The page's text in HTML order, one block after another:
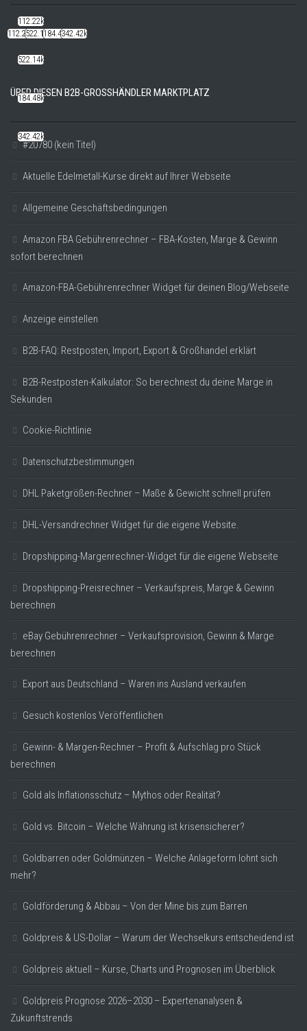
112.22k522.14k184.48k342.42k
ÜBER DIESEN B2B-GROSSHÄNDLER MARKTPLATZ
#20780 (kein Titel)
Aktuelle Edelmetall-Kurse direkt auf Ihrer Webseite
Allgemeine Geschäftsbedingungen
Amazon FBA Gebührenrechner – FBA-Kosten, Marge & Gewinn
sofort berechnen
Amazon-FBA-Gebührenrechner Widget für deinen Blog/Webseite
Anzeige einstellen
B2B-FAQ: Restposten, Import, Export & Großhandel erklärt
B2B-Restposten-Kalkulator: So berechnest du deine Marge in
Sekunden
Cookie-Richtlinie
Datenschutzbestimmungen
DHL Paketgrößen-Rechner – Maße & Gewicht schnell prüfen
DHL-Versandrechner Widget für die eigene Website.
Dropshipping-Margenrechner-Widget für die eigene Webseite
Dropshipping-Preisrechner – Verkaufspreis, Marge & Gewinn
berechnen
eBay Gebührenrechner – Verkaufsprovision, Gewinn & Marge
berechnen
Export aus Deutschland – Waren ins Ausland verkaufen
Gesuch kostenlos Veröffentlichen
Gewinn- & Margen-Rechner – Profit & Aufschlag pro Stück
berechnen
Gold als Inflationsschutz – Mythos oder Realität?
Gold vs. Bitcoin – Welche Währung ist krisensicherer?
Goldbarren oder Goldmünzen – Welche Anlageform lohnt sich
mehr?
Goldförderung & Abbau – Von der Mine bis zum Barren
Goldpreis & US-Dollar – Warum der Wechselkurs entscheidend ist
Goldpreis aktuell – Kurse, Charts und Prognosen im Überblick
Goldpreis Prognose 2026–2030 – Expertenanalysen &
Zukunftstrends
112.22k
522.14k
184.48k
342.42k